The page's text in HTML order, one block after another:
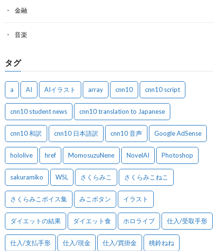
金融
音楽
タグ
a AI AIイラスト array cnn10 cnn10 script
cnn10 student news cnn10 translation to Japanese
cnn10 和訳 cnn10 日本語訳 cnn10 音声 Google AdSense
hololive href MomosuzuNene NovelAI Photoshop
sakuramiko WSL さくらみこ さくらみこねこ
さくらみこボイス集 みこボタン イラスト
ダイエットの結果 ダイエット食 ホロライブ 仕入/受取手形
仕入/支払手形 仕入/現金 仕入/買掛金 桃鈴ねね